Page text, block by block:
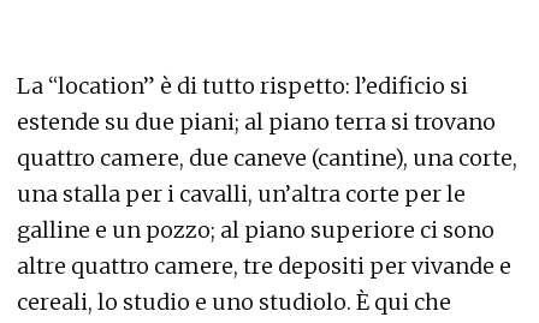
La “location” è di tutto rispetto: l’edificio si
estende su due piani; al piano terra si trovano
quattro camere, due caneve (cantine), una corte,
una stalla per i cavalli, un’altra corte per le
galline e un pozzo; al piano superiore ci sono
altre quattro camere, tre depositi per vivande e
cereali, lo studio e uno studiolo. È qui che